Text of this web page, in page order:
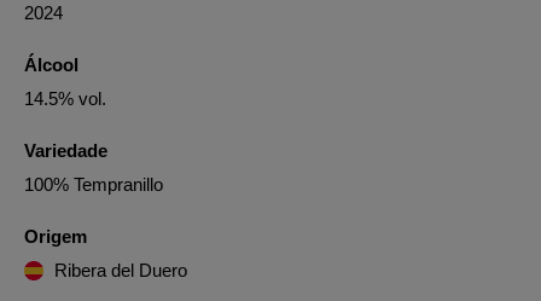
2024
Álcool
14.5% vol.
Variedade
100% Tempranillo
Origem
Ribera del Duero